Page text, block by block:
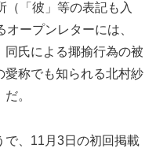
（「彼」等の表記も入
ープンレターには、
同氏による揶揄行為の被
愛称でも知られる北村紗
。
、11月3日の初回掲載